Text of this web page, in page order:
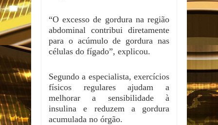
“O excesso de gordura na região
abdominal contribui diretamente
para o acúmulo de gordura nas
células do fígado”, explicou.
Segundo a especialista, exercícios
físicos regulares ajudam a
melhorar a sensibilidade à
insulina e reduzem a gordura
acumulada no órgão.